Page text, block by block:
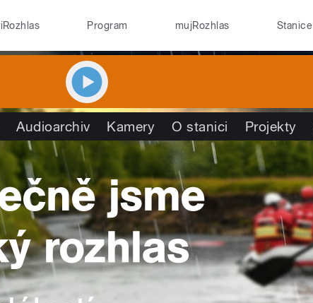
iRozhlas Program mujRozhlas Stanice
Audioarchiv Kamery O stanici Projekty